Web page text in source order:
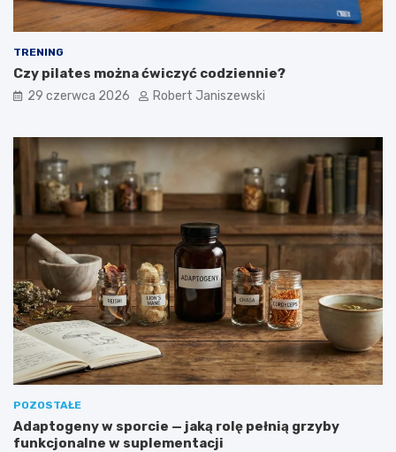
TRENING
Czy pilates można ćwiczyć codziennie?
29 czerwca 2026 Robert Janiszewski
POZOSTAŁE
Adaptogeny w sporcie — jaką rolę pełnią grzyby
funkcjonalne w suplementacji